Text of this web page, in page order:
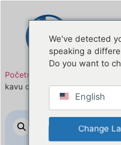
Početna
/ Prodaje
kavu od 16 stopa
We've detected
speaking a
Do you want to
English
Change